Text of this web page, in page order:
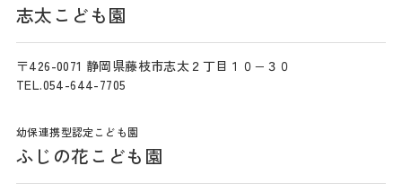
志太こども園
〒426-0071 静岡県藤枝市志太２丁目１０−３０
TEL.054-644-7705
幼保連携型認定こども園
ふじの花こども園